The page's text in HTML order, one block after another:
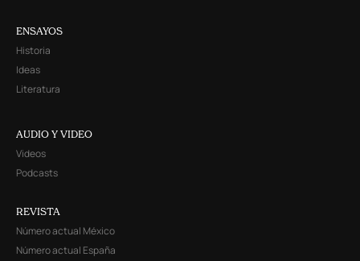
ENSAYOS
Historia
Ideas
Literatura
AUDIO Y VIDEO
Videos
Podcasts
REVISTA
Número actual México
Número actual España